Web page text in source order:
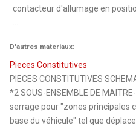
contacteur d'allumage en
D'autres materiaux:
Pieces Constitutives
PIECES CONSTITUTIVES
*2 SOUS-ENSEMBLE DE
serrage pour "zones principales
base du véhicule" tel que